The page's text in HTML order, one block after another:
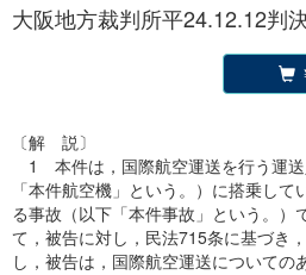
大阪地方裁判所平24.12.12判
〔解 説〕
1 本件は，国際航空運送を行う運
「本件航空機」という。）に搭乗し
る事故（以下「本件事故」という。）
て，被告に対し，民法715条に基づき
し，被告は，国際航空運送についての